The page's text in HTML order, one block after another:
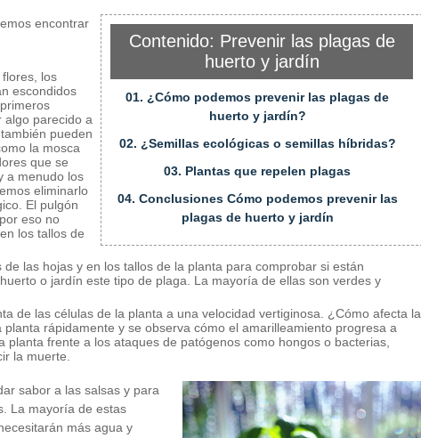
Contenido: Prevenir las plagas de
huerto y jardín
01. ¿Cómo podemos prevenir las plagas de
huerto y jardín?
02. ¿Semillas ecológicas o semillas híbridas?
03. Plantas que repelen plagas
04. Conclusiones Cómo podemos prevenir las
plagas de huerto y jardín
encontrar
los
escondidos
algo parecido a
pueden
la mosca
que se
a menudo los
eliminarlo
El pulgón
eso no
los tallos de
las hojas y en los tallos de la planta para comprobar si están
o jardín este tipo de plaga. La mayoría de ellas son verdes y
de las células de la planta a una velocidad vertiginosa. ¿Cómo afecta la
rápidamente y se observa cómo el amarilleamiento progresa a
planta frente a los ataques de patógenos como hongos o bacterias,
la muerte.
sabor a las salsas y para
La mayoría de estas
más agua y